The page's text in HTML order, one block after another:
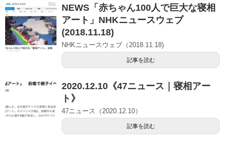
NEWS「赤ちゃん100人で巨大な寝相
アート」NHKニュースウェブ
(2018.11.18)
NHKニュースウェブ（2018.11.18)
記事を読む
2020.12.10《47ニュース｜寝相アー
ト》
47ニュース（2020.12.10）
記事を読む